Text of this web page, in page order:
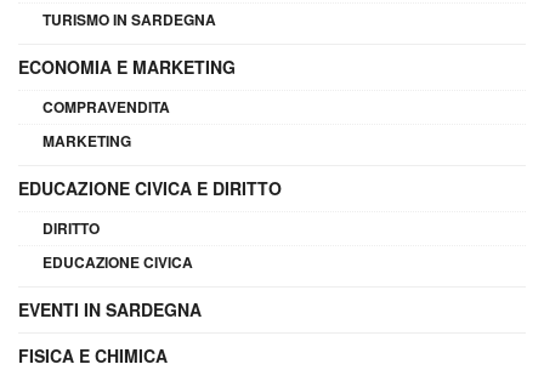
TURISMO IN SARDEGNA
ECONOMIA E MARKETING
COMPRAVENDITA
MARKETING
EDUCAZIONE CIVICA E DIRITTO
DIRITTO
EDUCAZIONE CIVICA
EVENTI IN SARDEGNA
FISICA E CHIMICA